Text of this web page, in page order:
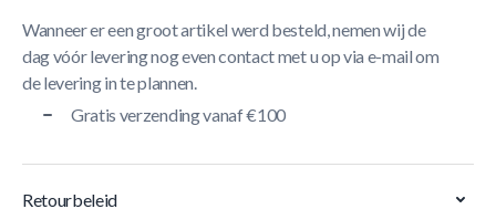
Wanneer er een groot artikel werd besteld, nemen wij de
dag vóór levering nog even contact met u op via e-mail om
de levering in te plannen.
Gratis verzending vanaf €100
Retourbeleid